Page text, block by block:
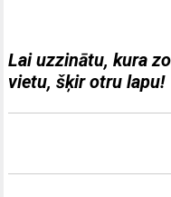
Lai uzzinātu, kura
vietu, šķir otru lapu!